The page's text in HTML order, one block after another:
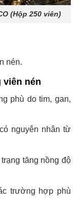
(Hộp 250 viên)
nén.
viên nén
phù do tim, gan,
nguyên nhân từ
tăng nồng độ
trường hợp phù